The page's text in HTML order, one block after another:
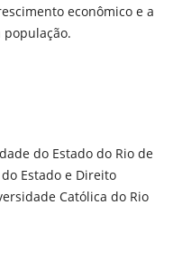
econômico e a
do Estado do Rio de
do Estado e Direito
Católica do Rio